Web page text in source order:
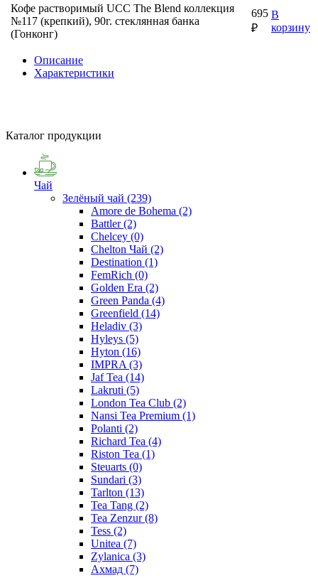
Кофе растворимый UCC The Blend коллекция
№117 (крепкий), 90г. стеклянная банка
(Гонконг)
695
₽
В
корзину
Описание
Характеристики
Каталог продукции
Чай
Зелёный чай (239)
Amore de Bohema (2)
Battler(2)
Chelcey (0)
Chelton Чай (2)
Destination (1)
FemRich (0)
Golden Era (2)
Green Panda (4)
Greenfield (14)
Heladiv (3)
Hyleys (5)
Hyton (16)
IMPRA (3)
Jaf Tea (14)
Lakruti (5)
London Tea Club (2)
Nansi Tea Premium (1)
Polanti (2)
Richard Tea (4)
Riston Tea (1)
Steuarts (0)
Sundari (3)
Tarlton (13)
Tea Tang (2)
Tea Zenzur(8)
Tess (2)
Unitea (7)
Zylanica (3)
Ахмад (7)